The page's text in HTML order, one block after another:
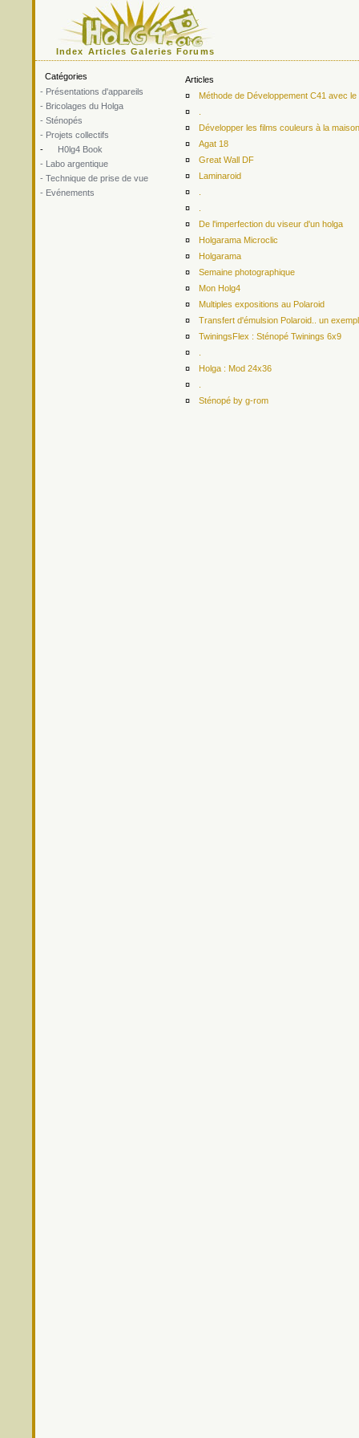
Index Articles Galeries Forums
Catégories
- Présentations d'appareils
- Bricolages du Holga
- Sténopés
- Projets collectifs
-
H0lg4 Book
- Labo argentique
- Technique de prise de vue
- Evénements
Articles
¤
Méthode de Développement C41 avec
¤
¤
Développer les films couleurs à la
¤
Agat 18
¤
Great Wall DF
¤
Laminaroid
¤
¤
¤
De l'imperfection du viseur d'un holga
¤
Holgarama Microclic
¤
Holgarama
¤
Semaine photographique
¤
Mon Holg4
¤
Multiples expositions au Polaroid
¤
Transfert d'émulsion Polaroid.. un
¤
TwiningsFlex : Sténopé Twinings 6x9
¤
¤
Holga : Mod 24x36
¤
¤
Sténopé by g-rom